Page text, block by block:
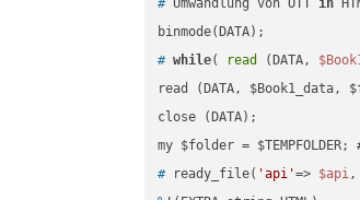
# Umwandlung von OTT in
# while( read (DATA,
read (DATA,
close (DATA);
# ready_file( 'api'=> $api,